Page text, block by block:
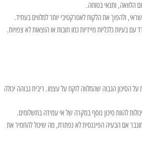
הלוואה, ותנאי בטוחה.
ולהפוך את הלקוח לאטרקטיבי יותר למלווים בעתיד.
בעיות כלכליות מיידיות כמו חובות או הוצאות לא צפויות.
הסיכון הגבוה שהמלווה לוקח על עצמו. ריבית גבוהה יכולה
להוות סיכון נוסף במקרה של אי עמידה בתשלומים.
אם הבעיה הפיננסית לא נפתרת, מה שיכול להחמיר את